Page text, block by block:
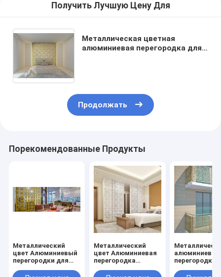
Получить Лучшую Цену Для
Металлическая цветная
алюминиевая перегородка для
Продолжать
Порекомендованные Продукты
Металлический
цвет Алюминиевый
перегородки для
приборов/лювер/
Металлический
цвет Алюминиевая
перегородка
перила/
алюминиевые
перегородки
обшивки